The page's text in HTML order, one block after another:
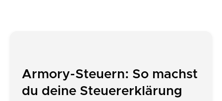
Armory-Steuern: So machst
du deine Steuererklärung